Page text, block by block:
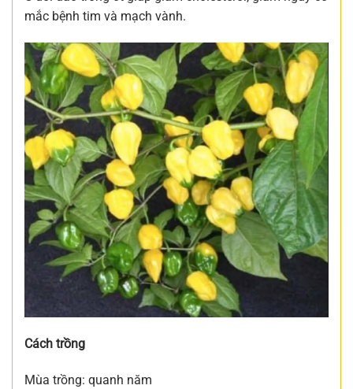
mắc bệnh tim và mạch vành.
Cách trồng
Mùa trồng: quanh năm